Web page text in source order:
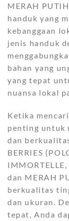
MERAH
handuk yang
kebanggaan
jenis handuk
bahan yang
yang tepat
nuansa lokal
Ketika
penting untuk
dan
BERRIES
IMMORTELLE,
dan MERAH
berkualitas
dan ukuran.
tepat, Anda